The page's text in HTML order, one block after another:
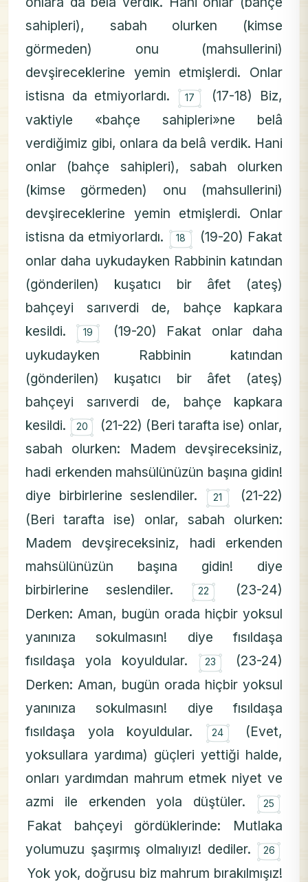
sahipleri), sabah olurken (kimse
görmeden) onu (mahsullerini)
devşireceklerine yemin etmişlerdi. Onlar
istisna da etmiyorlardı. ۝
17
(17-18) Biz,
vaktiyle «bahçe sahipleri»ne belâ
verdiğimiz gibi, onlara da belâ verdik. Hani
onlar (bahçe sahipleri), sabah olurken
(kimse görmeden) onu (mahsullerini)
devşireceklerine yemin etmişlerdi. Onlar
istisna da etmiyorlardı. ۝
18
(19-20) Fakat
onlar daha uykudayken Rabbinin katından
(gönderilen) kuşatıcı bir âfet (ateş)
bahçeyi sarıverdi de, bahçe kapkara
kesildi. ۝
19
(19-20) Fakat onlar daha
uykudayken Rabbinin katından
(gönderilen) kuşatıcı bir âfet (ateş)
bahçeyi sarıverdi de, bahçe kapkara
kesildi. ۝
20
(21-22) (Beri tarafta ise) onlar,
sabah olurken: Madem devşireceksiniz,
hadi erkenden mahsülünüzün başına gidin!
diye birbirlerine seslendiler. ۝
21
(21-22)
(Beri tarafta ise) onlar, sabah olurken:
Madem devşireceksiniz, hadi erkenden
mahsülünüzün başına gidin! diye
birbirlerine seslendiler. ۝
22
(23-24)
Derken: Aman, bugün orada hiçbir yoksul
yanınıza sokulmasın! diye fısıldaşa
fısıldaşa yola koyuldular. ۝
23
(23-24)
Derken: Aman, bugün orada hiçbir yoksul
yanınıza sokulmasın! diye fısıldaşa
fısıldaşa yola koyuldular. ۝
24
(Evet,
yoksullara yardıma) güçleri yettiği halde,
onları yardımdan mahrum etmek niyet ve
azmi ile erkenden yola düştüler. ۝
25
Fakat bahçeyi gördüklerinde: Mutlaka
yolumuzu şaşırmış olmalıyız! dediler. ۝
26
Yok yok, doğrusu biz mahrum bırakılmışız!